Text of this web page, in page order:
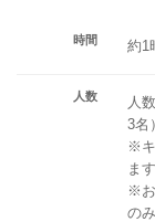
時間 約1
人数
人
3名）
※
ます
※お
の